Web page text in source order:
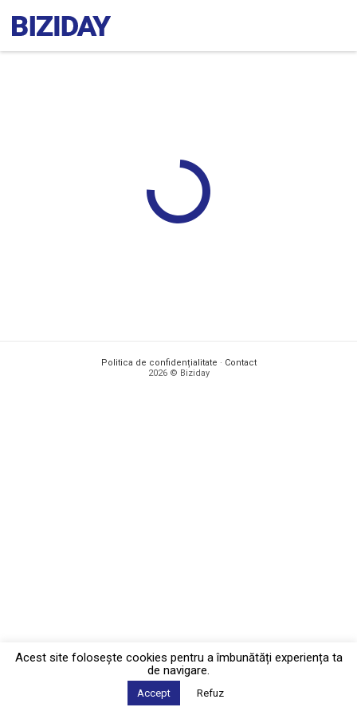
Politica de confidențialitate · Contact
2026 © Biziday
Acest site foloseşte cookies pentru a îmbunătăți experiența ta
de navigare.
Accept Refuz